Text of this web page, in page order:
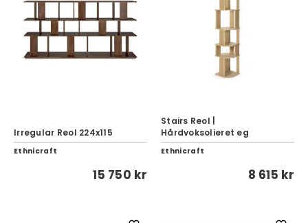
Irregular Reol 224x115
Ethnicraft
15 750 kr
Stairs Reol |
Hårdvoksolieret eg
Ethnicraft
8 615 kr